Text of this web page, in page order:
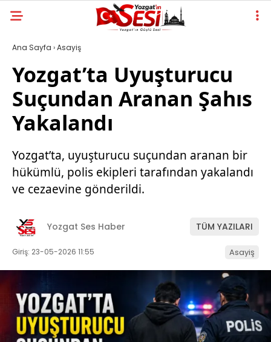
Ana Sayfa ›Asayiş
Yozgat’ta Uyuşturucu
Suçundan Aranan Şahıs
Yakalandı
Yozgat’ta, uyuşturucu suçundan aranan bir
hükümlü, polis ekipleri tarafından yakalandı
ve cezaevine gönderildi.
Yozgat Ses Haber TÜM YAZILARI
Giriş: 23-05-2026 11:55 Asayiş